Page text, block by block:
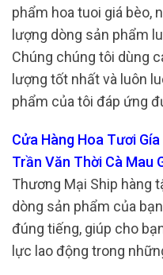
phẩm hoa tuoi giá bèo,
lượng dòng sản phẩm
Chúng chúng tôi dùng
lượng tốt nhất và luôn
phẩm của tôi đáp ứng
Cửa Hàng Hoa Tươi
Trần Văn Thời Cà Mau
Thương Mại Ship hàng
dòng sản phẩm của
đúng tiếng, giúp cho
lực lao động trong